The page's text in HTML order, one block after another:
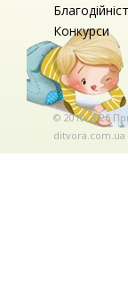
Конкурси
© 2010-2026
ditvora.com.ua